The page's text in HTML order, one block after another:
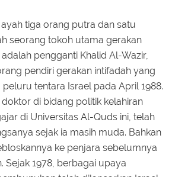
tiga orang putra dan satu
seorang tokoh utama gerakan
pengganti Khalid Al-Wazir,
pendiri gerakan intifadah yang
tentara Israel pada April 1988.
di bidang politik kelahiran
di Universitas Al-Quds ini, telah
sejak ia masih muda. Bahkan
ke penjara sebelumnya
Sejak 1978, berbagai upaya